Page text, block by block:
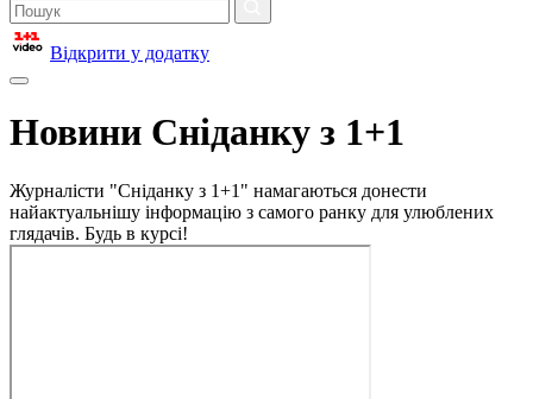
Відкрити у додатку
Новини Сніданку з 1+1
Журналісти "Сніданку з 1+1" намагаються донести
найактуальнішу інформацію з самого ранку для улюблених
глядачів. Будь в курсі!